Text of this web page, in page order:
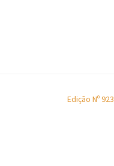
Edição Nº 923